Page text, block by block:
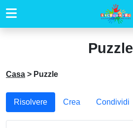
Puzzle
Casa > Puzzle
Risolvere Crea Condividi